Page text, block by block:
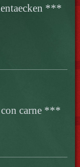
***
carne ***